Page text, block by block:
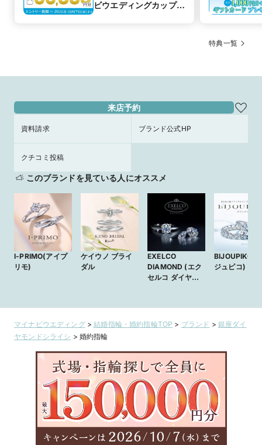
ビウエディングカップル
特典一覧
来店予約
資料請求 ブランド公式HP
クチコミ投稿
このブランドを見ている人にオススメ
I-PRIMO(アイプ
リモ)
ケイウノ ブライ
ダル
EXELCO
DIAMOND (エク
セルコ ダイヤモ
BIJOUPIKO (
ジュピコ)
マイナビウエディング>結婚指輪・婚約指輪TOP > ブランド > 銀座ダイ
ヤモンドシライシ > 婚約指輪